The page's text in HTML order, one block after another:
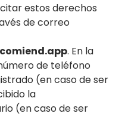
estos derechos
de correo
. En la
de teléfono
(en caso de ser
la
(en caso de ser